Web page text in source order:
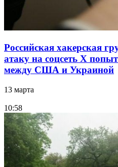
Российская хакерская
атаку на соцсеть Х
между США и Украиной
13 марта
10:58